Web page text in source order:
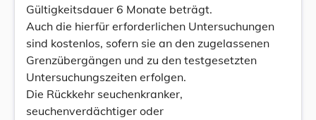
Gültigkeitsdauer 6 Monate beträgt.
Auch die hierfür erforderlichen Untersuchungen
sind kostenlos, sofern sie an den zugelassenen
Grenzübergängen und zu den testgesetzten
Untersuchungszeiten erfolgen.
Die Rückkehr seuchenkranker,
seuchenverdächtiger oder